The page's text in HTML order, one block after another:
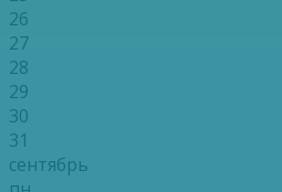
26
27
28
29
30
31
сентябрь